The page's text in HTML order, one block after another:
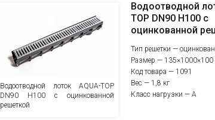
Водоотводной лоток AQUA-TOP
DN90 H100 с оцинкованной
решеткой
Водоотводной
TOP DN90 H100 с
оцинкованной
Тип решетки —
Размер —
Код товара — 1091
Вес — 1,8 кг
Класс нагрузки — A